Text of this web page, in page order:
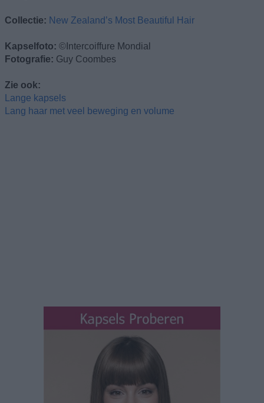
Collectie: New Zealand’s Most Beautiful Hair
Kapselfoto: ©Intercoiffure Mondial
Fotografie: Guy Coombes
Zie ook:
Lange kapsels
Lang haar met veel beweging en volume